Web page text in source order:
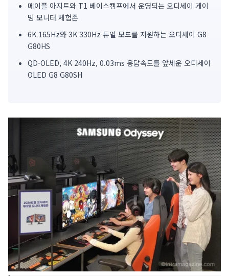
심
메이플 아지트와 T1 베이스캠프에서 운영되는 오디세이 게이
밍 모니터 체험존
6K 165Hz와 3K 330Hz 듀얼 모드를 지원하는 오디세이 G8
G80HS
QD-OLED, 4K 240Hz, 0.03ms 응답속도를 앞세운 오디세이
OLED G8 G80SH